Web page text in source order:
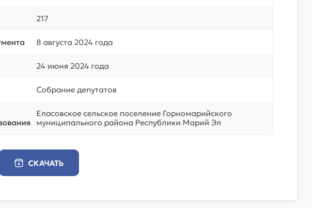
217
8 августа 2024 года
24 июня 2024 года
Собрание депутатов
Еласовское сельское поселение Горномарийского
муниципального района Республики Марий Эл
СКАЧАТЬ